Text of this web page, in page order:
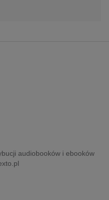
audiobooków i ebooków